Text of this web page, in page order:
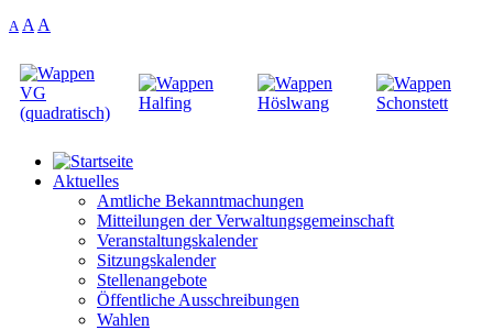
A A A
Aktuelles
Amtliche Bekanntmachungen
Mitteilungen der Verwaltungsgemeinschaft
Veranstaltungskalender
Sitzungskalender
Stellenangebote
Öffentliche Ausschreibungen
Wahlen